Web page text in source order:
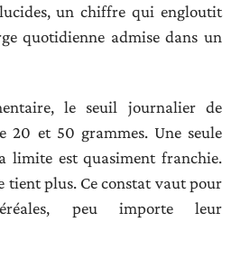
un chiffre qui engloutit
quotidienne admise dans un
le seuil journalier de
20 et 50 grammes. Une seule
limite est quasiment franchie.
tient plus. Ce constat vaut pour
peu importe leur